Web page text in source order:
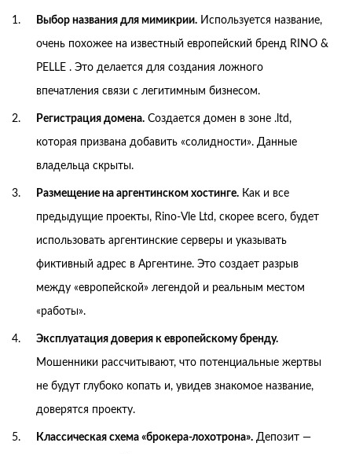
Выбор названия для мимикрии. Используется название,
очень похожее на известный европейский бренд RINO &
PELLE . Это делается для создания ложного
впечатления связи с легитимным бизнесом.
Регистрация домена. Создается домен в зоне .ltd,
которая призвана добавить «солидности». Данные
владельца скрыты.
Размещение на аргентинском хостинге. Как и все
предыдущие проекты, Rino-Vle Ltd, скорее всего, будет
использовать аргентинские серверы и указывать
фиктивный адрес в Аргентине. Это создает разрыв
между «европейской» легендой и реальным местом
«работы».
Эксплуатация доверия к европейскому бренду.
Мошенники рассчитывают, что потенциальные жертвы
не будут глубоко копать и, увидев знакомое название,
доверятся проекту.
Классическая схема «брокера-лохотрона». Депозит —